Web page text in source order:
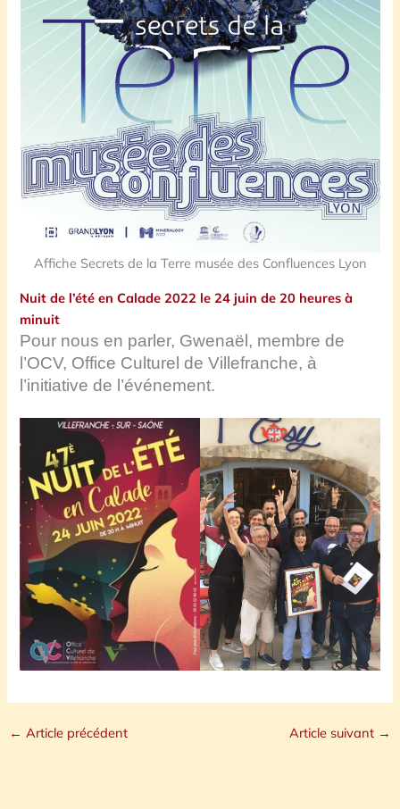
Affiche Secrets de la Terre musée des Confluences Lyon
Nuit de l’été en Calade 2022 le 24 juin de 20 heures à
minuit
Pour nous en parler, Gwenaël, membre de
l’OCV, Office Culturel de Villefranche, à
l’initiative de l’événement.
← Article précédent Article suivant →